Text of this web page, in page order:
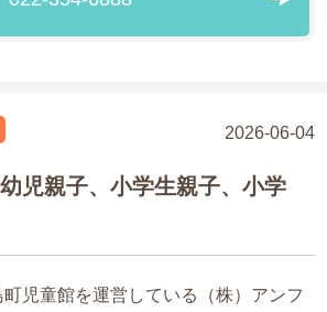
2026-06-04
児親子、小学生親子、小学
児童館を運営している（株）アンフ